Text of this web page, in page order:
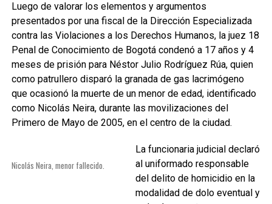
Luego de valorar los elementos y argumentos
presentados por una fiscal de la Dirección Especializada
contra las Violaciones a los Derechos Humanos, la juez 18
Penal de Conocimiento de Bogotá condenó a 17 años y 4
meses de prisión para Néstor Julio Rodríguez Rúa, quien
como patrullero disparó la granada de gas lacrimógeno
que ocasionó la muerte de un menor de edad, identificado
como Nicolás Neira, durante las movilizaciones del
Primero de Mayo de 2005, en el centro de la ciudad.
Nicolás Neira, menor fallecido.
La funcionaria judicial declaró
al uniformado responsable
del delito de homicidio en la
modalidad de dolo eventual y